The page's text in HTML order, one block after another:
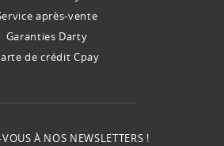
après-vente
Garanties Darty
de crédit Cpay
À NOS NEWSLETTERS !